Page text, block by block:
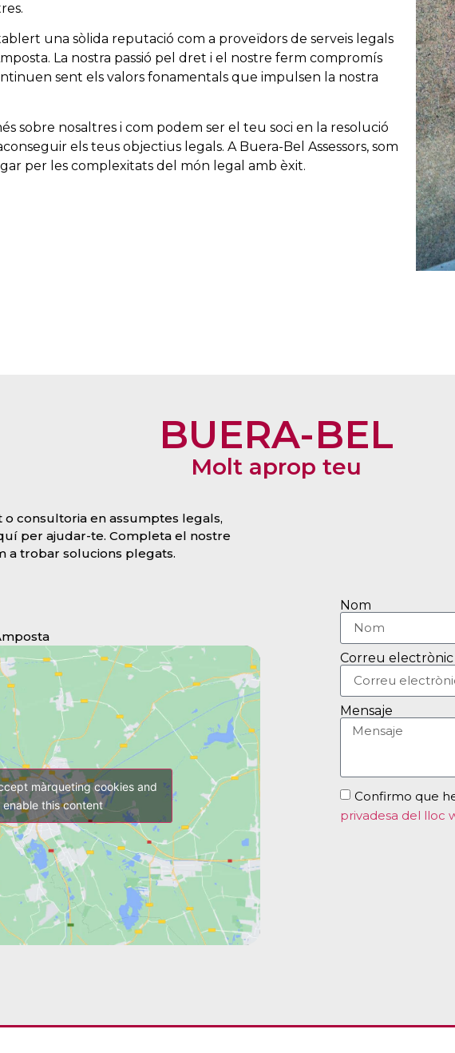
una sòlida reputació com a proveïdors de serveis legals
La nostra passió pel dret i el nostre ferm compromís
sent els valors fonamentals que impulsen la nostra
sobre nosaltres i com podem ser el teu soci en la resolució
els teus objectius legals. A Buera-Bel Assessors, som
per les complexitats del món legal amb èxit.
BUERA-BEL
Molt aprop teu
o consultoria en assumptes legals,
per ajudar-te. Completa el nostre
a trobar solucions plegats.
màrqueting cookies and
enable this content
Nom
Correu electrònic
Mensaje
Confirmo que
privadesa del lloc